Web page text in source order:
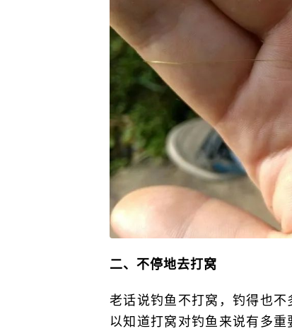
二、不停地去打窝
老话说钓鱼不打窝，钓得也
以知道打窝对钓鱼来说有多